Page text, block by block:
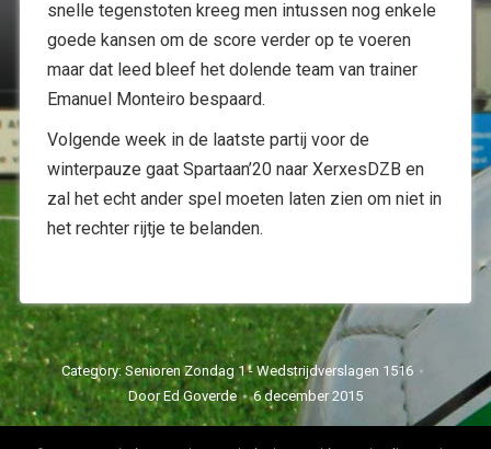
snelle tegenstoten kreeg men intussen nog enkele
goede kansen om de score verder op te voeren
maar dat leed bleef het dolende team van trainer
Emanuel Monteiro bespaard.
Volgende week in de laatste partij voor de
winterpauze gaat Spartaan’20 naar XerxesDZB en
zal het echt ander spel moeten laten zien om niet in
het rechter rijtje te belanden.
Category:Senioren Zondag 1 - Wedstrijdverslagen 1516
DoorEd Goverde 6 december 2015